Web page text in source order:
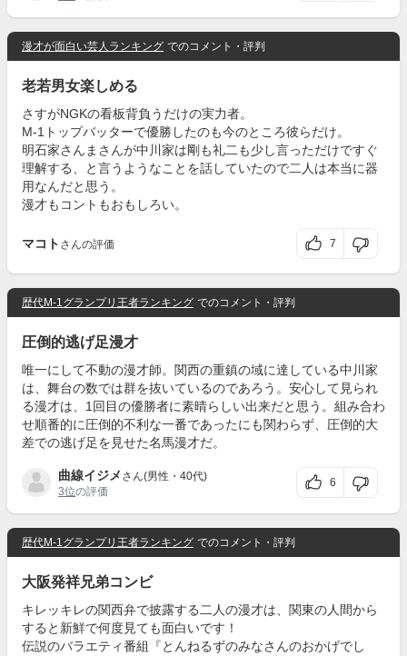
漫才が面白い芸人ランキング でのコメント・評判
老若男女楽しめる
さすがNGKの看板背負うだけの実力者。
M-1トップバッターで優勝したのも今のところ彼らだけ。
明石家さんまさんが中川家は剛も礼二も少し言っただけですぐ
理解する、と言うようなことを話していたので二人は本当に器
用なんだと思う。
漫才もコントもおもしろい。
マコト さんの評価 7
歴代M-1グランプリ王者ランキング でのコメント・評判
圧倒的逃げ足漫才
唯一にして不動の漫才師。関西の重鎮の域に達している中川家
は、舞台の数では群を抜いているのであろう。安心して見られ
る漫才は、1回目の優勝者に素晴らしい出来だと思う。組み合わ
せ順番的に圧倒的不利な一番であったにも関わらず、圧倒的大
差での逃げ足を見せた名馬漫才だ。
曲線イジメ さん(男性・40代)
3位の評価
6
歴代M-1グランプリ王者ランキング でのコメント・評判
大阪発祥兄弟コンビ
キレッキレの関西弁で披露する二人の漫才は、関東の人間から
すると新鮮で何度見ても面白いです！
伝説のバラエティ番組『とんねるずのみなさんのおかげでし